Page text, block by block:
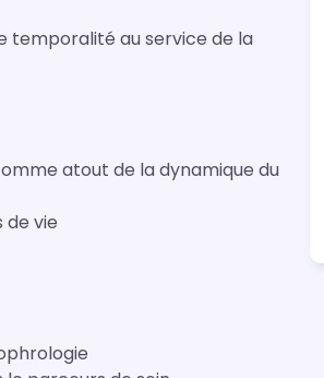
temporalité au service de la
atout de la dynamique du
de vie